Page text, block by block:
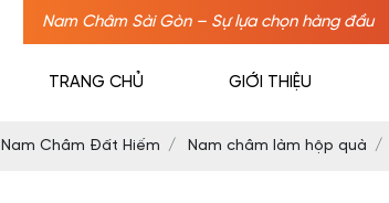
Nam Châm Sài Gòn – Sự lựa chọn hàng đầu
TRANG CHỦ GIỚI THIỆU
Nam Châm Đất Hiếm Nam châm làm hộp quà